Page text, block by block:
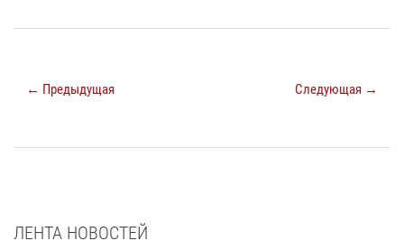
← Предыдущая Следующая →
ЛЕНТА НОВОСТЕЙ